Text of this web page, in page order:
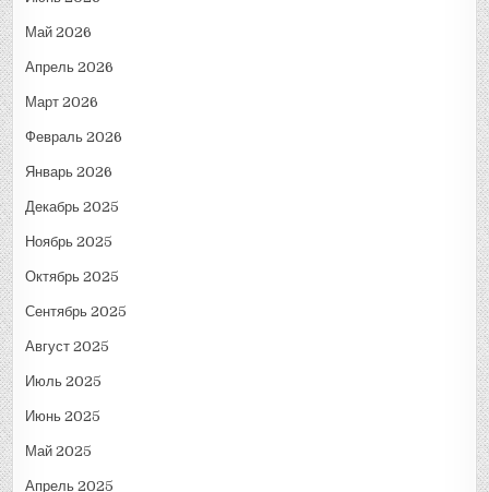
Май 2026
Апрель 2026
Март 2026
Февраль 2026
Январь 2026
Декабрь 2025
Ноябрь 2025
Октябрь 2025
Сентябрь 2025
Август 2025
Июль 2025
Июнь 2025
Май 2025
Апрель 2025